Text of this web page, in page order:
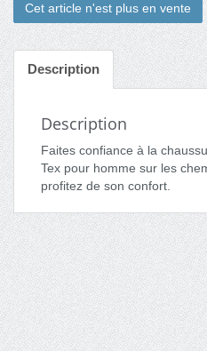
Cet article n'est plus en vente
Description
Description
Faites confiance à la
Tex pour homme sur les
profitez de son confort.